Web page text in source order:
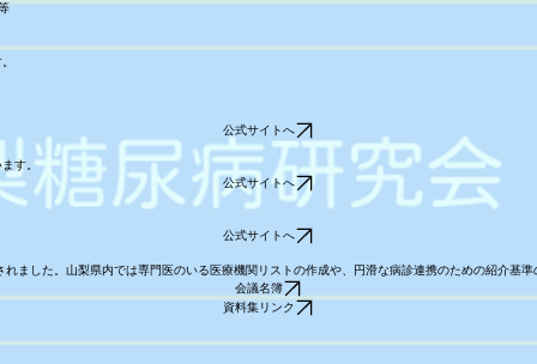
公式サイトへ
ます。
公式サイトへ
公式サイトへ
ました。山梨県内では専門医のいる医療機関リストの作成や、円滑な病診連携のための紹介基
会議名簿
資料集リンク